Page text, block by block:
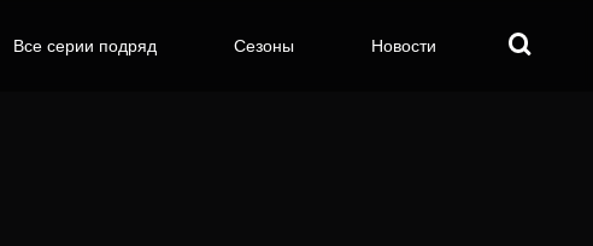
Все серии подряд Сезоны Новости